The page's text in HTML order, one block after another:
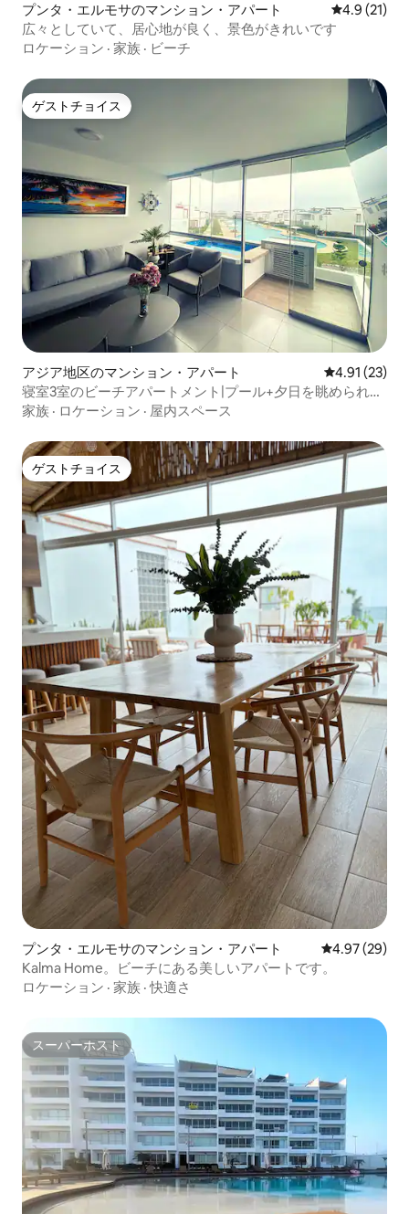
プンタ・エルモサのマンション・アパート レビュー21
4.9 (21)
広々としていて、居心地が良く、景色がきれいです
ロケーション · 家族 · ビーチ
ゲストチョイス
ゲストチョイス
アジア地区のマンション・アパート レビュー23
4.91 (23)
寝室3室のビーチアパートメント|プール+夕日を眺められ
る|10人宿泊可能
家族 · ロケーション · 屋内スペース
ゲストチョイス
ゲストチョイス
プンタ・エルモサのマンション・アパート レビュー29
4.97 (29)
Kalma Home。ビーチにある美しいアパートです。
ロケーション · 家族 ·快適さ
スーパーホスト
スーパーホスト